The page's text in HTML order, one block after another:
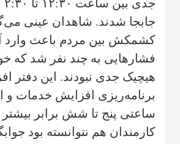
جابجا شدند. شاهدان عینی
کشمکش بین مردم باعث وارد
فشارهایی به چند نفر شد که
هیچیک جدی نبودند. این دفتر
برنامه‌ریزی افزایش خدمات و
ساعتی پنج تا شش برابر
کارمندان هم نتوانسته بود